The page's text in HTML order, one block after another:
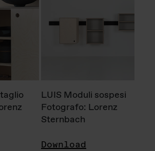
LUIS Moduli sospesi
Fotografo: Lorenz
Sternbach
Download